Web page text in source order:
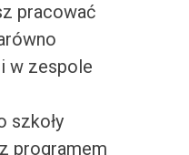
pracować
w zespole
szkoły
programem